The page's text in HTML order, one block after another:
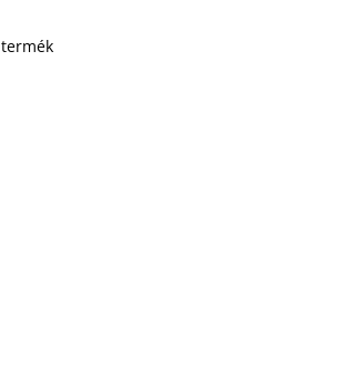
termék